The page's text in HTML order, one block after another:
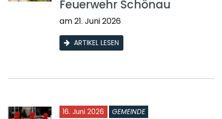
Feuerwehr Schönau
am 21. Juni 2026
ARTIKEL LESEN
16. Juni 2026 GEMEINDE